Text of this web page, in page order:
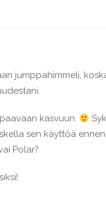
jumppahimmeli,
kasvuun.
sen käyttöä
Polar?